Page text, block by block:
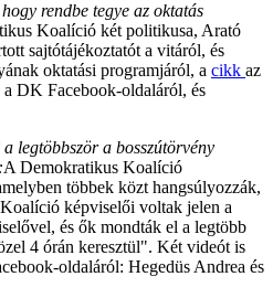
rendbe tegye az oktatás
Koalíció két politikusa, Arató
sajtótájékoztatót a vitáról, és
oktatási programjáról, a cikk az
DK Facebook-oldaláról, és
legtöbbször a bosszútörvény
A Demokratikus Koalíció
többek közt hangsúlyozzák,
képviselői voltak jelen a
és ők mondták el a legtöbb
4 órán keresztül". Két videót is
oldaláról: Hegedüs Andrea és